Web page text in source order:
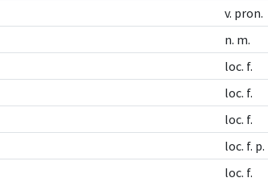
v. pron.
n. m.
loc. f.
loc. f.
loc. f.
loc. f. p.
loc. f.